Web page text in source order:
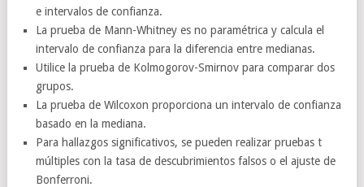
e intervalos de confianza.
La prueba de Mann-Whitney es no paramétrica y calcula el
intervalo de confianza para la diferencia entre medianas.
Utilice la prueba de Kolmogorov-Smirnov para comparar dos
grupos.
La prueba de Wilcoxon proporciona un intervalo de confianza
basado en la mediana.
Para hallazgos significativos, se pueden realizar pruebas t
múltiples con la tasa de descubrimientos falsos o el ajuste de
Bonferroni.